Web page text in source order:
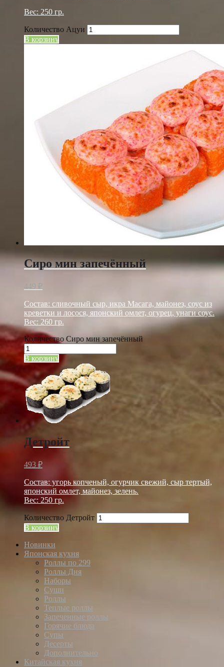
Вес: 250 гр.
Количество Ацуи
В корзину
Сиро мин запечённый
449 ₽
Состав: сливочный сыр, икра Масага, майонез, соус из
креветки и лосося, японский омлет, огурец, унаги соус.
Вес: 260 гр.
Количество Сиро мин запечённый
В корзину
Детройт
493 ₽
Состав: угорь копченый, огурчик свежий, сыр тертый,
японский омлет, майонез, зелень.
Вес: 250 гр.
Количество Детройт
В корзину
Новинки
Японская кухня
Роллы по 299
Роллы Дня
Наборы
Суши
Роллы
Теплые роллы
Запеченные роллы
Горячие блюда
Супы
Десерты
Дополнительно
Китайская кухня